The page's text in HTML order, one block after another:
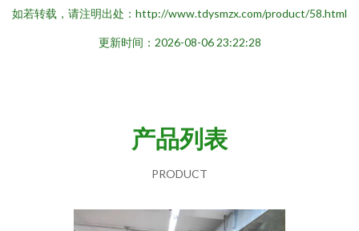
如若转载，请注明出处：http://www.tdysmzx.com/product/58.html
更新时间：2026-08-06 23:22:28
产品列表
PRODUCT